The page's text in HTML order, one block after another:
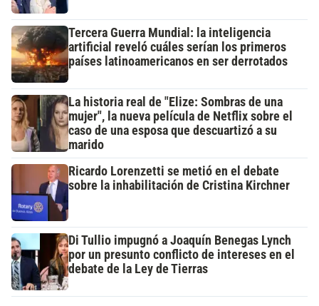
Tercera Guerra Mundial: la inteligencia
artificial reveló cuáles serían los primeros
países latinoamericanos en ser derrotados
La historia real de "Elize: Sombras de una
mujer", la nueva película de Netflix sobre el
caso de una esposa que descuartizó a su
marido
Ricardo Lorenzetti se metió en el debate
sobre la inhabilitación de Cristina Kirchner
Di Tullio impugnó a Joaquín Benegas Lynch
por un presunto conflicto de intereses en el
debate de la Ley de Tierras